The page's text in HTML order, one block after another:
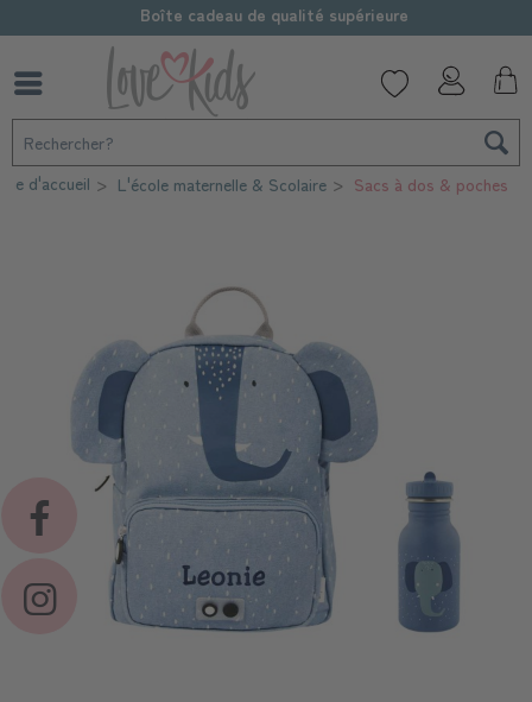
Boîte cadeau de qualité supérieure
d'accueil L'école maternelle & Scolaire Sacs à dos & poches